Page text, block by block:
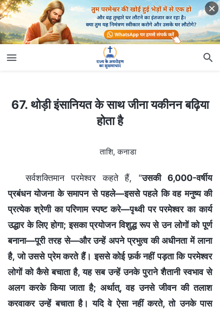
67. थोड़ी इंसानियत के साथ जीना यकीनन बढ़िया होता है
67. थोड़ी इंसानियत के साथ जीना यकीनन बढ़िया
होता है
ताशि, कनाडा
सर्वशक्तिमान परमेश्वर कहते हैं, "उसकी 6,000-वर्षीय
प्रबंधन योजना के समापन से पहले—इससे पहले कि वह मनुष्य की
प्रत्येक श्रेणी का परिणाम स्पष्ट करे—पृथ्वी पर परमेश्वर का कार्य
उद्धार के लिए होगा; इसका प्रयोजन विशुद्ध रूप से उन लोगों को पूर्ण
बनाना—पूरी तरह से—और उन्हें अपने प्रभुत्व की अधीनता में लाना
है, जो उससे प्रेम करते हैं। इससे कोई फ़र्क नहीं पड़ता कि परमेश्वर
लोगों को कैसे बचाता है, यह सब उन्हें उनके पुराने शैतानी स्वभाव से
अलग करके किया जाता है; अर्थात्, वह उनसे जीवन की तलाश
करवाकर उन्हें बचाता है। यदि वे ऐसा नहीं करते, तो उनके पास